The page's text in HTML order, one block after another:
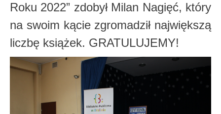
Roku 2022” zdobył Milan Nagięć, który
na swoim kącie zgromadził największą
liczbę książek. GRATULUJEMY!